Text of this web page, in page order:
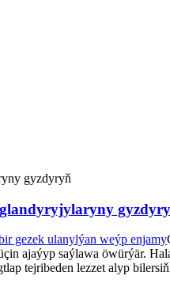
gezek ulanylýan weýp enjamy
ajaýyp saýlawa öwürýär.
tejribeden lezzet alyp